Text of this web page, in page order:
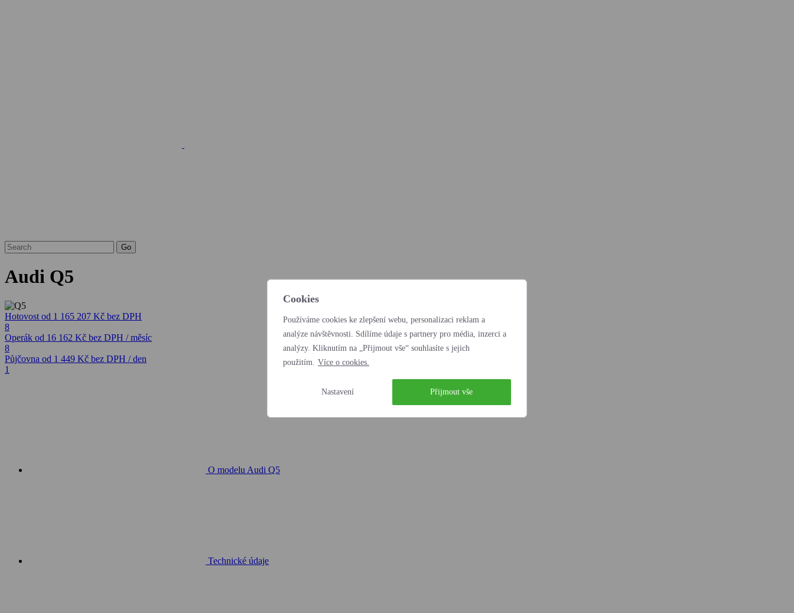
Cookies
Používáme cookies ke zlepšení webu, personalizaci reklam a
analýze návštěvnosti. Sdílíme údaje s partnery pro média, inzerci a
analýzy. Kliknutím na „Přijmout vše“ souhlasíte s jejich
použitím. Více o cookies.
Nastavení Přijmout vše
Audi Q5
Hotovost od 1 165 207 Kč bez DPH
8
Operák od 16 162 Kč bez DPH / měsíc
8
Půjčovna od 1 449 Kč bez DPH / den
1
O modelu Audi Q5
Technické údaje